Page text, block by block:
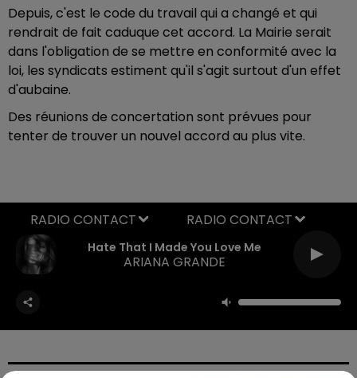
Depuis, c'est le code du travail qui a changé et qui
rendrait de fait caduque cet accord. La Mairie serait
dans l'obligation de se mettre en conformité avec la
loi, les syndicats estiment qu'il s'agit surtout d'un effet
d'aubaine.
Des réunions de concertation sont prévues pour
tenter de trouver un nouvel accord au plus vite.
Hate That I Made You Love Me
ARIANA GRANDE
RADIO CONTACT